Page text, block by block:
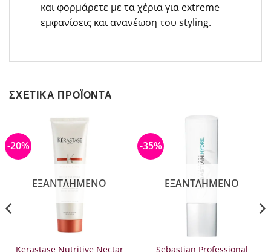
και φορμάρετε με τα χέρια για extreme
εμφανίσεις και ανανέωση του styling.
ΣΧΕΤΙΚΆ ΠΡΟΪΌΝΤΑ
-20%
ΕΞΑΝΤΛΗΜΈΝΟ
Kerastase Nutritive Nectar
-35%
ΕΞΑΝΤΛΗΜΈΝΟ
Sebastian Professional